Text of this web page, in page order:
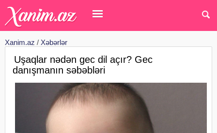
Xanim.az / Xəbərlər
Uşaqlar nədən gec dil açır? Gec
danışmanın səbəbləri